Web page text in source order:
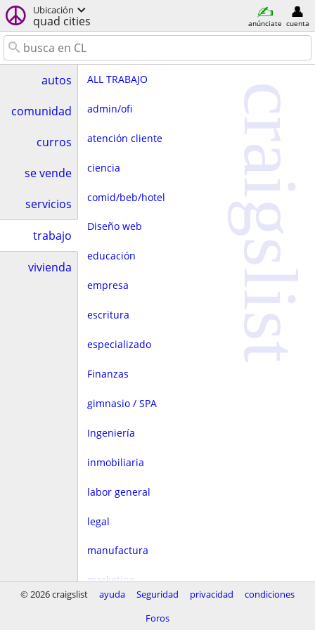
Ubicación
quad cities anúnciate cuenta
autos
comunidad
curros
se vende
servicios
trabajo
vivienda
ALL TRABAJO
admin/ofi
atención cliente
ciencia
comid/beb/hotel
Diseño web
educación
empresa
escritura
especializado
Finanzas
gimnasio / SPA
Ingeniería
inmobiliaria
labor general
legal
manufactura
marketing
craigslist
© 2026 craigslist ayuda Seguridad privacidad
condiciones
Foros